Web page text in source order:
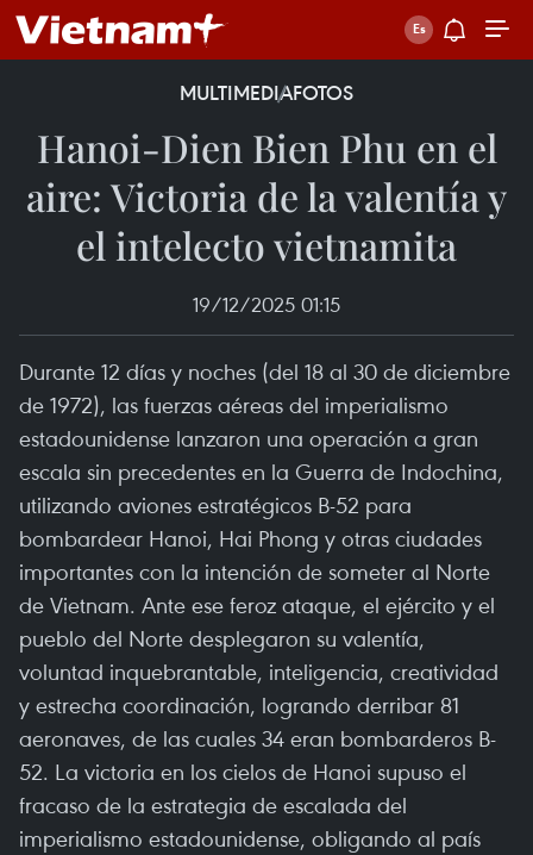
MULTIMEDIAFOTOS
Hanoi-Dien Bien Phu en el
aire: Victoria de la valentía y
el intelecto vietnamita
19/12/2025 01:15
Durante 12 días y noches (del 18 al 30 de diciembre
de 1972), las fuerzas aéreas del imperialismo
estadounidense lanzaron una operación a gran
escala sin precedentes en la Guerra de Indochina,
utilizando aviones estratégicos B-52 para
bombardear Hanoi, Hai Phong y otras ciudades
importantes con la intención de someter al Norte
de Vietnam. Ante ese feroz ataque, el ejército y el
pueblo del Norte desplegaron su valentía,
voluntad inquebrantable, inteligencia, creatividad
y estrecha coordinación, logrando derribar 81
aeronaves, de las cuales 34 eran bombarderos B-
52. La victoria en los cielos de Hanoi supuso el
fracaso de la estrategia de escalada del
imperialismo estadounidense, obligando al país